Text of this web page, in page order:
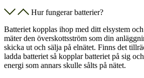
Hur fungerar batterier?
Batteriet kopplas ihop med ditt elsystem
mäter den överskottsström som din
skicka ut och sälja på elnätet. Finns det
ladda batteriet så kopplar batteriet på sig
energi som annars skulle sålts på nätet.